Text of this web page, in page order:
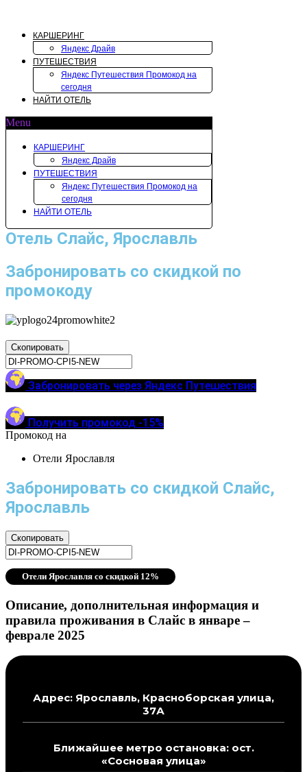
содержимому
КАРШЕРИНГ
Яндекс Драйв
ПУТЕШЕСТВИЯ
Яндекс Путешествия Промокод на
сегодня
НАЙТИ ОТЕЛЬ
Menu
КАРШЕРИНГ
Яндекс Драйв
ПУТЕШЕСТВИЯ
Яндекс Путешествия Промокод на
сегодня
НАЙТИ ОТЕЛЬ
Отель Слайс, Ярославль
Забронировать со скидкой по
промокоду
Скопировать
Забронировать через Яндекс Путешествия
Получить промокод -15%
Промокод на
Отели Ярославля
Забронировать со скидкой Слайс,
Ярославль
Скопировать
Отели Ярославля со скидкой 12%
Описание, дополнительная информация и
правила проживания в Слайс в январе –
феврале 2025
Адрес: Ярославль, Красноборская улица,
37А
Ближайшее метро остановка: ост.
«Сосновая улица»